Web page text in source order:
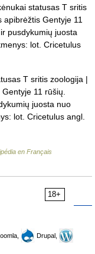
statusas T sritis
Gentyje 11
pusdykumių juosta
lot. Cricetulus
T sritis zoologija |
11 rūšių.
juosta nuo
lot. Cricetulus angl.
en Français
18+
Drupal,